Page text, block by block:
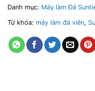
Danh mục: Máy làm Đá
Từ khóa: máy làm đá viên,